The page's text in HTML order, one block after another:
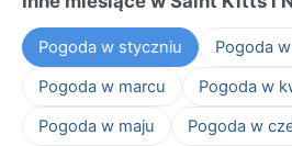
Pogoda w styczniu
Pogoda
Pogoda w marcu
Pogoda w
Pogoda w maju
Pogoda w